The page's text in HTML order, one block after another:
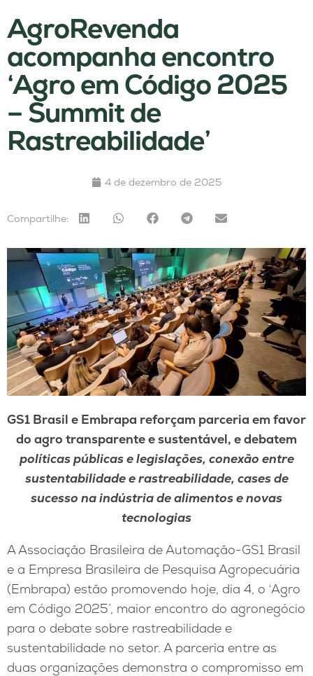
AgroRevenda
acompanha encontro
‘Agro em Código 2025
– Summit de
Rastreabilidade’
4 de dezembro de 2025
Compartilhe:
GS1 Brasil e Embrapa reforçam parceria em favor
do agro transparente e sustentável, e debatem
políticas públicas e legislações, conexão entre
sustentabilidade e rastreabilidade, cases de
sucesso na indústria de alimentos e novas
tecnologias
A Associação Brasileira de Automação-GS1 Brasil
e a Empresa Brasileira de Pesquisa Agropecuária
(Embrapa) estão promovendo hoje, dia 4, o ‘Agro
em Código 2025’, maior encontro do agronegócio
para o debate sobre rastreabilidade e
sustentabilidade no setor. A parceria entre as
duas organizações demonstra o compromisso em